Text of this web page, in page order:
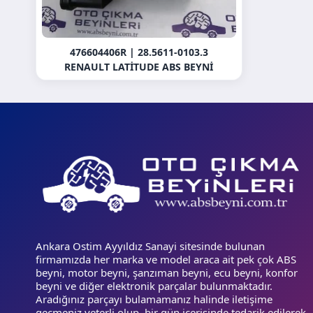
476604406R | 28.5611-0103.3
RENAULT LATITUDE ABS BEYNI
Ankara Ostim Ayyıldız Sanayi sitesinde bulunan
firmamızda her marka ve model araca ait pek çok ABS
beyni, motor beyni, şanzıman beyni, ecu beyni, konfor
beyni ve diğer elektronik parçalar bulunmaktadır.
Aradığınız parçayı bulamamanız halinde iletişime